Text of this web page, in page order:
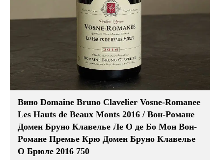
Вино Domaine Bruno Clavelier Vosne-Romanee
Les Hauts de Beaux Monts 2016 / Вон-Романе
Домен Бруно Клавелье Ле О де Бо Мон Вон-
Романе Премье Крю Домен Бруно Клавелье
О Брюле 2016 750